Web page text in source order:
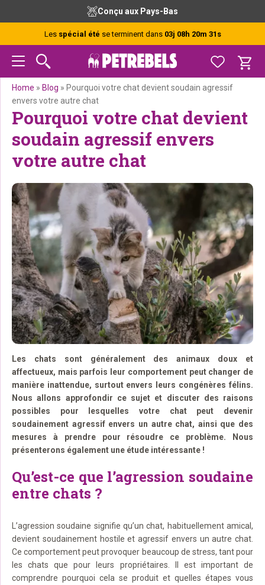
navigation
principale
principal
barre
latérale
principale
de
page
Conseils gratuits de nos experts
Les spécial été se terminent dans 03j 08h 20m 30s
Home » Blog » Pourquoi votre chat devient soudain agressif
envers votre autre chat
Pourquoi votre chat devient
soudain agressif envers
votre autre chat
Les chats sont généralement des animaux doux et
affectueux, mais parfois leur comportement peut changer de
manière inattendue, surtout envers leurs congénères félins.
Nous allons approfondir ce sujet et discuter des raisons
possibles pour lesquelles votre chat peut devenir
soudainement agressif envers un autre chat, ainsi que des
mesures à prendre pour résoudre ce problème. Nous
présenterons également une étude intéressante !
Qu’est-ce que l’agression soudaine
entre chats ?
L’agression soudaine signifie qu’un chat, habituellement amical,
devient soudainement hostile et agressif envers un autre chat.
Ce comportement peut provoquer beaucoup de stress, tant pour
les chats que pour leurs propriétaires. Il est important de
comprendre pourquoi cela se produit et quelles étapes vous